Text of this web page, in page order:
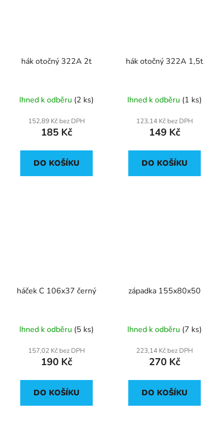
hák otočný 322A 2t
Ihned k odběru (2 ks)
152,89 Kč bez DPH
185 Kč
DO KOŠÍKU
hák otočný 322A 1,5t
Ihned k odběru (1 ks)
123,14 Kč bez DPH
149 Kč
DO KOŠÍKU
háček C 106x37 černý
Ihned k odběru (5 ks)
157,02 Kč bez DPH
190 Kč
DO KOŠÍKU
západka 155x80x50
Ihned k odběru (7 ks)
223,14 Kč bez DPH
270 Kč
DO KOŠÍKU